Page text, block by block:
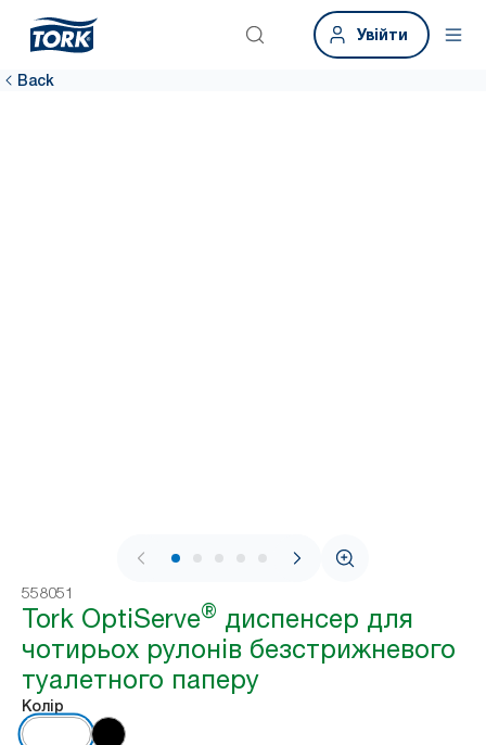
Увійти
Back
1 / 5
558051
Tork OptiServe® диспенсер для
чотирьох рулонів безстрижневого
туалетного паперу
Колір